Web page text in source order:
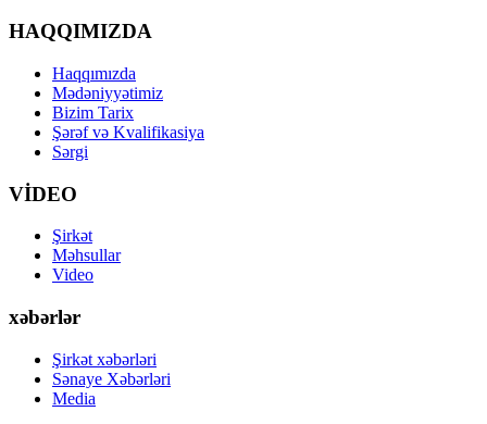
HAQQIMIZDA
Haqqımızda
Mədəniyyətimiz
Bizim Tarix
Şərəf və Kvalifikasiya
Sərgi
VİDEO
Şirkət
Məhsullar
Video
xəbərlər
Şirkət xəbərləri
Sənaye Xəbərləri
Media